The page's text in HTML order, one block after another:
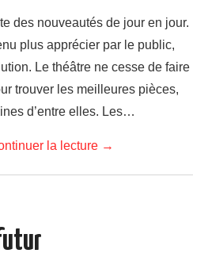
des nouveautés de jour en jour.
plus apprécier par le public,
Le théâtre ne cesse de faire
trouver les meilleures pièces,
d’entre elles. Les…
la lecture →